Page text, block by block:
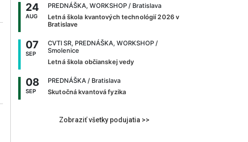
24
AUG
PREDNÁŠKA, WORKSHOP / Bratislava
Letná škola kvantových technológií 2026 v
Bratislave
07
SEP
CVTI SR, PREDNÁŠKA, WORKSHOP /
Smolenice
Letná škola občianskej vedy
08
SEP
PREDNÁŠKA / Bratislava
Skutočná kvantová fyzika
Zobraziť všetky podujatia >>